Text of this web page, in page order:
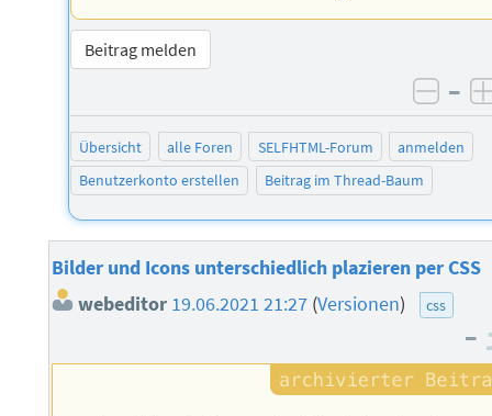
Beitrag melden
–
Übersicht alle Foren SELFHTML-Forum
anmelden
Benutzerkonto erstellen
Beitrag im Thread-Baum
Bilder und Icons unterschiedlich plazieren per CSS
webeditor 19.06.2021 21:27 (Versionen) css
–